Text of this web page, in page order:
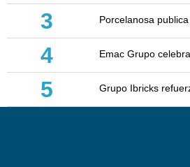
3 Porcelanosa
4 Emac Grupo
5 Grupo Ibricks